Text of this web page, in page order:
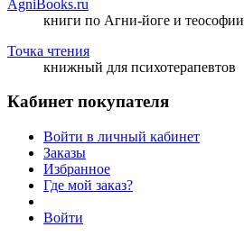
AgniBooks.ru
книги по Агни-йоге и теософии
Точка чтения
книжный для психотерапевтов
Кабинет покупателя
Войти в личный кабинет
Заказы
Избранное
Где мой заказ?
Войти